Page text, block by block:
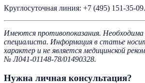
Круглосуточная линия: +7 (495) 151-35-09.
Имеются противопоказания. Необходима
специалиста. Информация в статье
характер и не является медицинской
№ Л041-01148-78/01490328.
Нужна личная консультация?